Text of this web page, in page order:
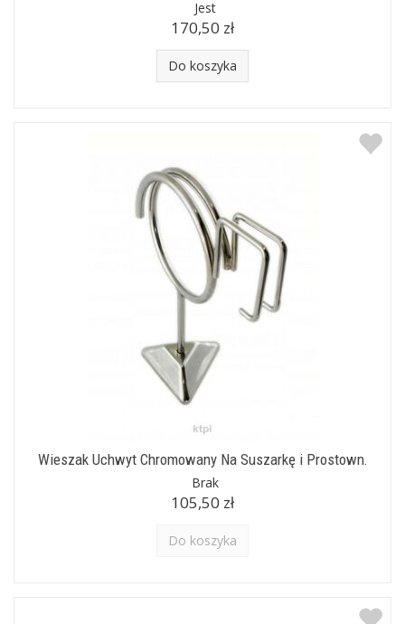
Jest
170,50 zł
Do koszyka
Wieszak Uchwyt Chromowany Na Suszarkę i Prostown.
Brak
105,50 zł
Do koszyka